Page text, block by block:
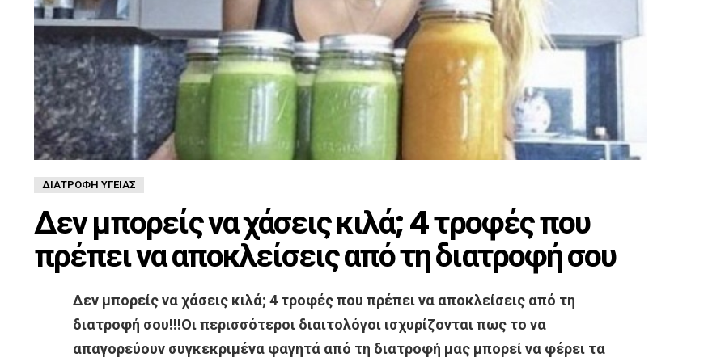
ΔΙΑΤΡΟΦΉ ΥΓΕΊΑΣ
Δεν μπορείς να χάσεις κιλά; 4 τροφές που
πρέπει να αποκλείσεις από τη διατροφή σου
Δεν μπορείς να χάσεις κιλά; 4 τροφές που πρέπει να αποκλείσεις από τη
διατροφή σου!!!Οι περισσότεροι διαιτολόγοι ισχυρίζονται πως το να
απαγορεύουν συγκεκριμένα φαγητά από τη διατροφή μας μπορεί να φέρει τα